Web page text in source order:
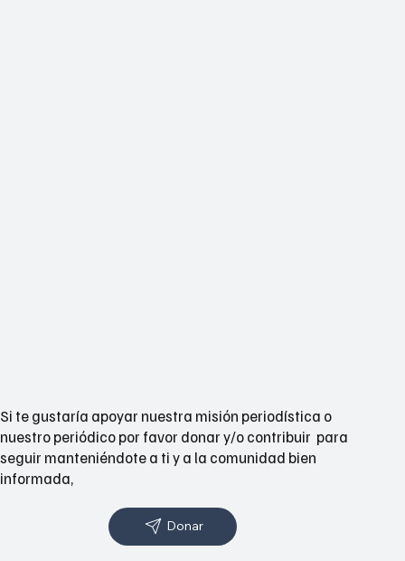
Si te gustaría apoyar nuestra misión periodística o
nuestro periódico por favor donar y/o contribuir para
seguir manteniéndote a ti y a la comunidad bien
informada,
Donar